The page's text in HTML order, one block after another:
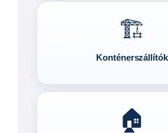
🏗️
Konténerszállítók
🏠